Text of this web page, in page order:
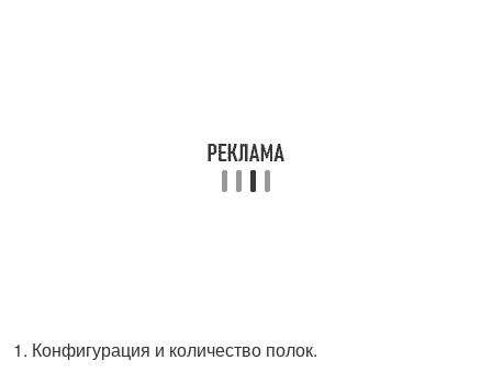
Конфигурация и количество полок.